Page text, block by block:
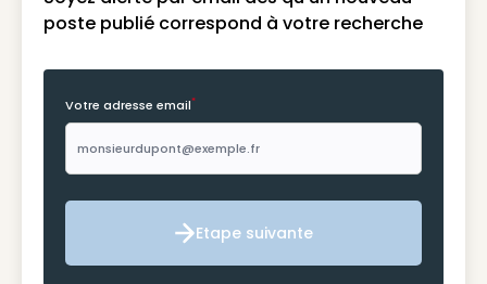
poste publié correspond à votre recherche
Votre adresse email*
Etape suivante
Etape suivante